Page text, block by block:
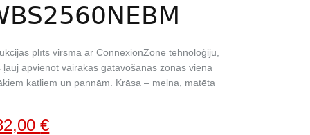
plīts virsma ar ConnexionZone tehnoloģiju,
ļauj apvienot vairākas gatavošanas zonas vienā
katliem un pannām. Krāsa – melna, matēta
€Current